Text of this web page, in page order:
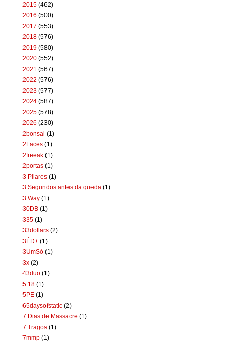
2015 (462)
2016 (500)
2017 (553)
2018 (576)
2019 (580)
2020 (552)
2021 (567)
2022 (576)
2023 (577)
2024 (587)
2025 (578)
2026 (230)
2bonsai (1)
2Faces (1)
2freeak (1)
2portas (1)
3 Pilares (1)
3 Segundos antes da queda (1)
3 Way (1)
30DB (1)
335 (1)
33dollars (2)
3ÉD+ (1)
3UmSó (1)
3x (2)
43duo (1)
5:18 (1)
5PE (1)
65daysofstatic (2)
7 Dias de Massacre (1)
7 Tragos (1)
7mmp (1)